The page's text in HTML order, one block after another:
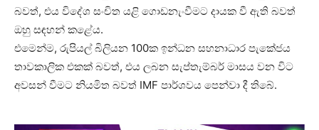
බවත්, එය විදේශ සංචිත යළි ගොඩනැංවීමට දායක වී ඇති බවත්
ඔහු සඳහන් කළේය.
එමෙන්ම, රුපියල් බිලියන 100ක ඉන්ධන සහනාධාර පැකේජය
තාවකාලික එකක් බවත්, එය ලබන සැප්තැම්බර් මාසය වන විට
අවසන් වීමට නියමිත බවත් IMF පාර්ශවය පෙන්වා දී තිබේ.